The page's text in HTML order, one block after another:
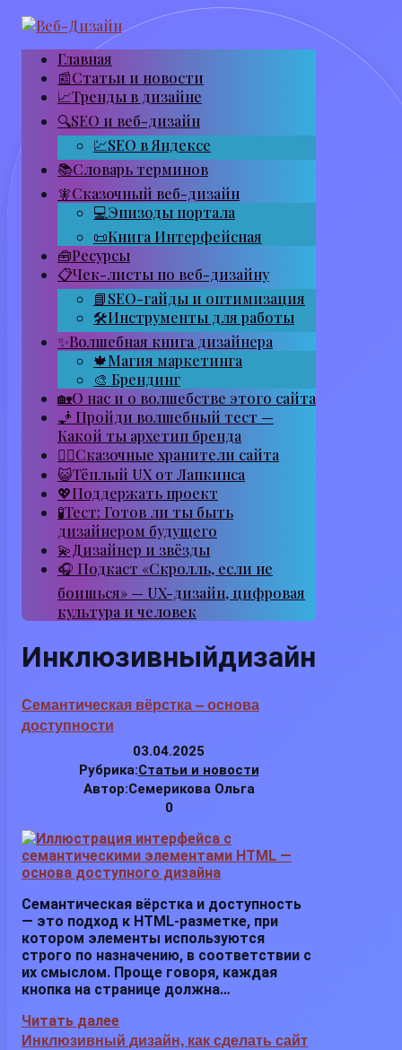
Перейти
контенту
Главная
📰Статьи и новости
📈Тренды в дизайне
🔍SEO и веб-дизайн
💹SEO в Яндексе
📚Словарь терминов
🧚Сказочный веб-дизайн
💻Эпизоды портала
📜Книга Интерфейсная
🧰Ресурсы
📋Чек-листы по веб-дизайну
📘SEO-гайды и оптимизация
🛠Инструменты для работы
✨Волшебная книга дизайнера
🍁Магия маркетинга
🎨 Брендинг
🏡О нас и о волшебстве этого сайта
🧞 Пройди волшебный тест —
Какой ты архетип бренда
🧙‍♂️Сказочные хранители сайта
😺Тёплый UX от Лапкинса
💖Поддержать проект
🧪Тест: Готов ли ты быть
дизайнером будущего
💫Дизайнер и звёзды
🎧 Подкаст «Скролль, если не
боишься» — UX-дизайн, цифровая
культура и человек
Инклюзивныйдизайн
Семантическая вёрстка – основа
доступности
03.04.2025
Рубрика:Статьи и новости
Автор:Семерикова Ольга
0
Семантическая вёрстка и доступность
— это подход к HTML-разметке, при
котором элементы используются
строго по назначению, в соответствии с
их смыслом. Проще говоря, каждая
кнопка на странице должна…
Читать далее
Инклюзивный дизайн, как сделать сайт